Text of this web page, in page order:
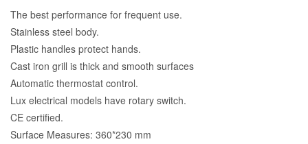
The best performance for frequent use.
Stainless steel body.
Plastic handles protect hands.
Cast iron grill is thick and smooth surfaces
Automatic thermostat control.
Lux electrical models have rotary switch.
CE certified.
Surface Measures: 360*230 mm